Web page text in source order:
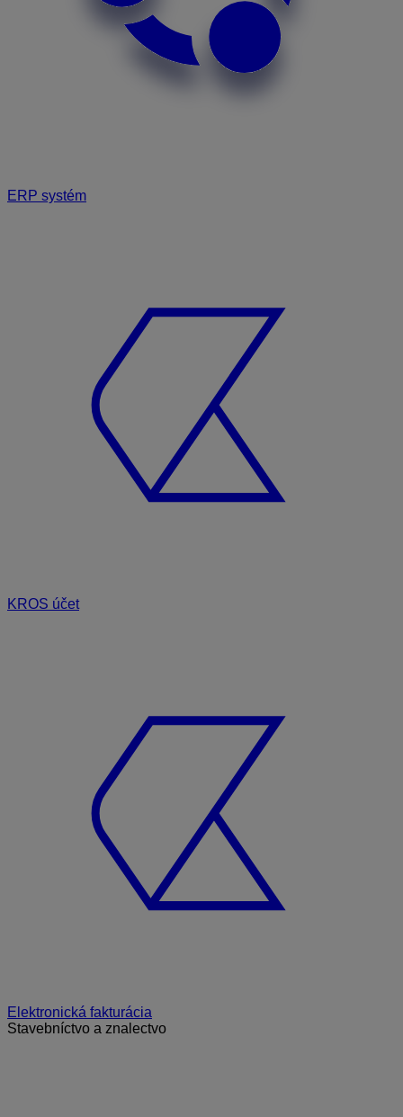
ERP systém
KROS účet
Elektronická fakturácia
Stavebníctvo a znalectvo